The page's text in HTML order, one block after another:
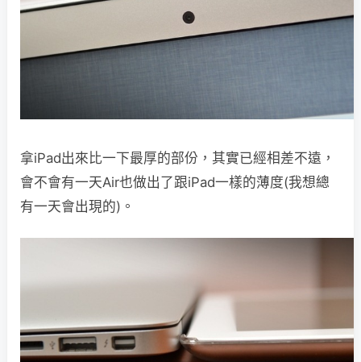
拿iPad出來比一下最厚的部份，其實已經相差不遠，
會不會有一天Air也做出了跟iPad一樣的薄度(我想總
有一天會出現的)。